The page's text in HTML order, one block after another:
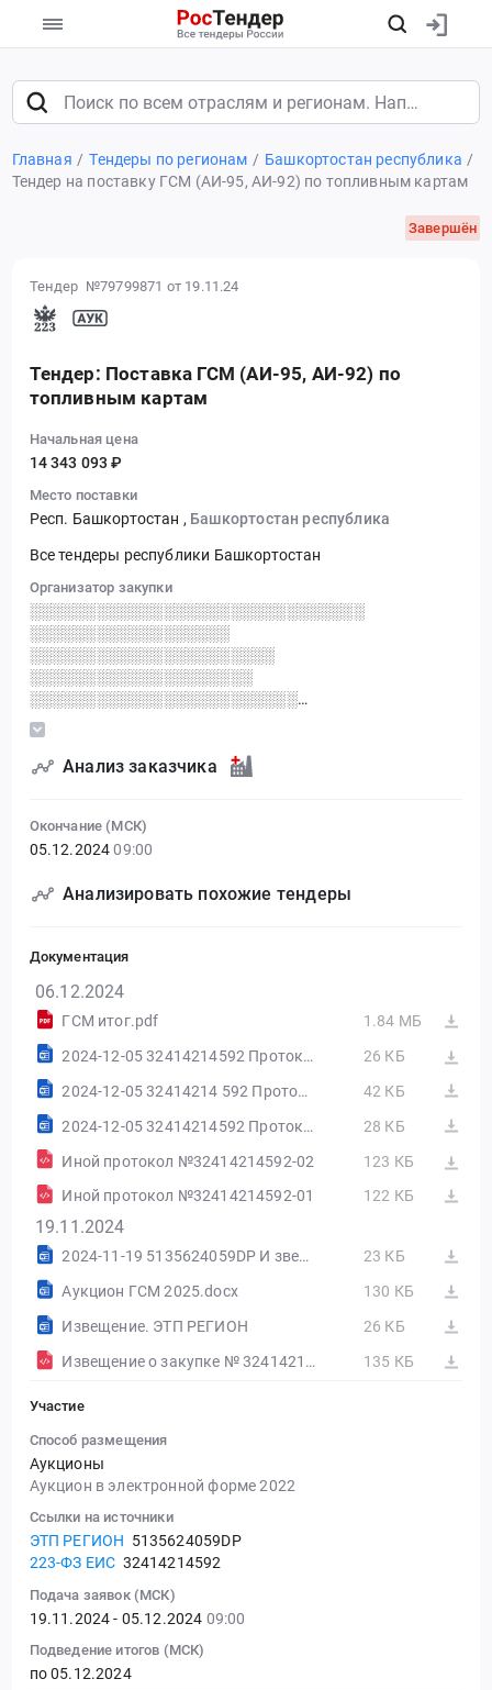
Главная Тендеры по регионам
Башкортостан республика
Тендер на поставку ГСМ (АИ-95, АИ-92) по топливным картам
Завершён
Тендер №79799871 от 19.11.24
Тендер: Поставка ГСМ (АИ-95, АИ-92) по
топливным картам
Начальная цена
14 343 093 ₽
Место поставки
Респ. Башкортостан , Башкортостан республика
Все тендеры республики Башкортостан
Организатор закупки
░░░░░░░░░░░░░░░░░░░░░░░░░░░░░░
░░░░░░░░░░░░░░░░░░
░░░░░░░░░░░░░░░░░░░░░░
░░░░░░░░░░░░░░░░░░░░
░░░░░░░░░░░░░░░░░░░░░░░░
░░░░░░░░░░░░░░░░░░░░░░░░ ░░░░░░
░░░░░░░░░░░░░░░░░░░░░
░░░░░░░░░░░░░░░░░░░░░░░░░
Анализ заказчика
Окончание (МСК)
05.12.2024 09:00
Анализировать похожие тендеры
Документация
06.12.2024
ГСМ итог.pdf
1.84 МБ
2024-12-05 32414214592 Протокол.doc
26 КБ
2024-12-05 32414214 592 Протокол (1).doc
42 КБ
2024-12-05 32414214592 Протокол.doc
28 КБ
Иной протокол №32414214592-02
123 КБ
Иной протокол №32414214592-01
122 КБ
19.11.2024
2024-11-19 5135624059DP И звещение о проведении.doc
23 КБ
Аукцион ГСМ 2025.docx
130 КБ
Извещение. ЭТП РЕГИОН
26 КБ
Извещение о закупке № 32414214592 (Версия №1)
135 КБ
Участие
Способ размещения
Аукционы
Аукцион в электронной форме 2022
Ссылки на источники
ЭТП РЕГИОН 5135624059DP
223-ФЗ ЕИС 32414214592
Подача заявок (МСК)
19.11.2024 - 05.12.2024 09:00
Подведение итогов (МСК)
по 05.12.2024